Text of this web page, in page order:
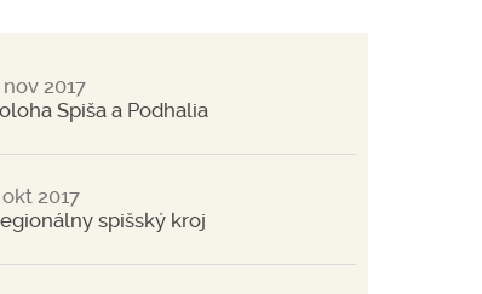
nov 2017
Spiša a Podhalia
2017
spišský kroj